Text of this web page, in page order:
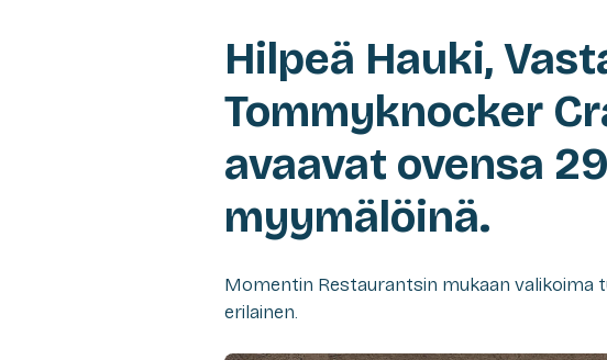
Hilpeä Hauki,
Tommyknocker
avaavat ovensa
myymälöinä.
Momentin Restaurantsin mukaan valikoima
erilainen.